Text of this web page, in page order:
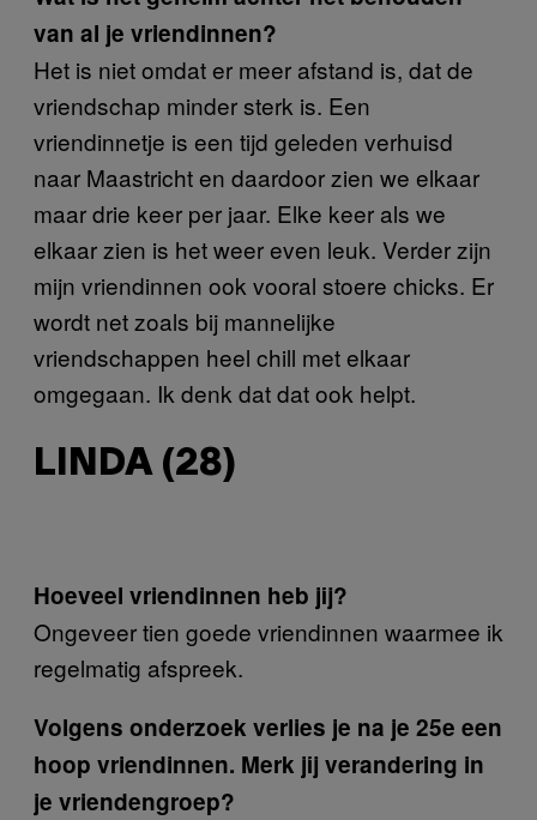
van al je vriendinnen?
Het is niet omdat er meer afstand is, dat de
vriendschap minder sterk is. Een
vriendinnetje is een tijd geleden verhuisd
naar Maastricht en daardoor zien we elkaar
maar drie keer per jaar. Elke keer als we
elkaar zien is het weer even leuk. Verder zijn
mijn vriendinnen ook vooral stoere chicks. Er
wordt net zoals bij mannelijke
vriendschappen heel chill met elkaar
omgegaan. Ik denk dat dat ook helpt.
LINDA (28)
Hoeveel vriendinnen heb jij?
Ongeveer tien goede vriendinnen waarmee ik
regelmatig afspreek.
Volgens onderzoek verlies je na je 25e een
hoop vriendinnen. Merk jij verandering in
je vriendengroep?